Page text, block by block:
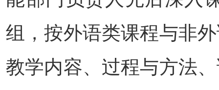
组，按外语类课程与非
教学内容、过程与方法